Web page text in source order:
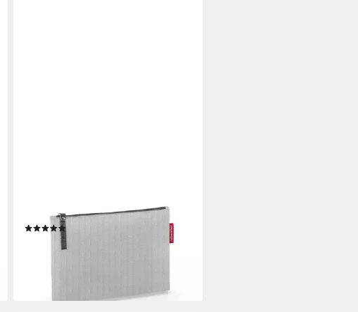
Wasserabweisend, 24 x 17 cm
ab 7,95 €
lieferbar - in 3-4 Werktagen bei dir